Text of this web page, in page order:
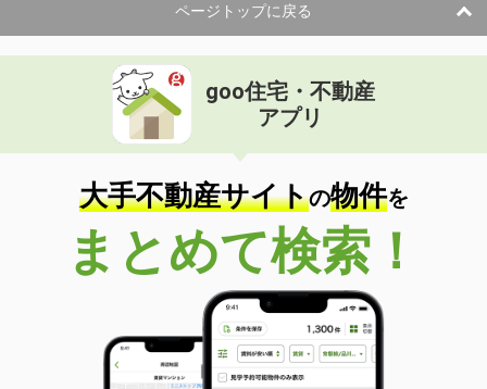
ページトップに戻る
goo住宅・不動産
アプリ
大手不動産サイトの物件を
まとめて検索！